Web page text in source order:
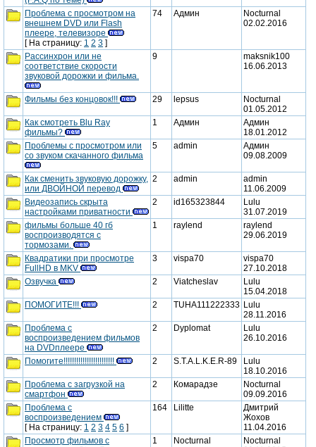
сообщения
новые
сообщения
Проблема с просмотром на
внешнем DVD или Flash
плеере, телевизоре
[ На страницу: 1 2 3 ]
74 Админ
Nocturnal
02.02.2016
новые
сообщения
Рассинхрон или не
соответствие скорости
звуковой дорожки и фильма.
9
maksnik100
16.06.2013
новые
сообщения
Фильмы без концовок!!! 29 lepsus
Nocturnal
01.05.2012
новые
сообщения
Как смотреть Blu Ray
фильмы?
1 Админ
Админ
18.01.2012
новые
сообщения
Проблемы с просмотром или
со звуком скачанного фильма
5 admin
Админ
09.08.2009
новые
сообщения
Как сменить звуковую дорожку,
или ДВОЙНОЙ перевод
2 admin
admin
11.06.2009
новые
сообщения
Видеозапись скрыта
настройками приватности
2 id165323844
Lulu
31.07.2019
новые
сообщения
фильмы больше 40 гб
воспроизводятся с
тормозами.
1 raylend
raylend
29.06.2019
новые
сообщения
Квадратики при просмотре
FullHD в MKV
3 vispa70
vispa70
27.10.2018
новые
сообщения
Озвучка 2 Viatcheslav
Lulu
15.04.2018
новые
сообщения
ПОМОГИТЕ!!! 2 TUHA111222333 Lulu
28.11.2016
новые
сообщения
Проблема с
воспроизведением фильмов
на DVDплеере
2 Dyplomat
Lulu
26.10.2016
новые
сообщения
Помогите!!!!!!!!!!!!!!!!!!!!!!!! 2 S.T.A.L.K.E.R-89
Lulu
18.10.2016
новые
сообщения
Проблема с загрузкой на
смартфон
2 Комарадзе
Nocturnal
09.09.2016
новые
сообщения
Проблема с
воспроизведением
[ На страницу: 1 2 3 4 5 6 ]
164 Lilitte
Дмитрий
Жохов
11.04.2016
Просмотр фильмов с
1 Nocturnal
Nocturnal